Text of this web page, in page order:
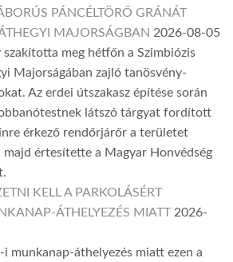
PÁNCÉLTÖRŐ GRÁNÁT
MAJORSÁGBAN 2026-08-05
szakította meg hétfőn a Szimbiózis
Majorságában zajló tanösvény-
Az erdei útszakasz építése során
látszó tárgyat fordított
érkező rendőrjárőr a területet
értesítette a Magyar Honvédség
KELL A PARKOLÁSÉRT
ÁTHELYEZÉS MIATT 2026-
munkanap-áthelyezés miatt ezen a